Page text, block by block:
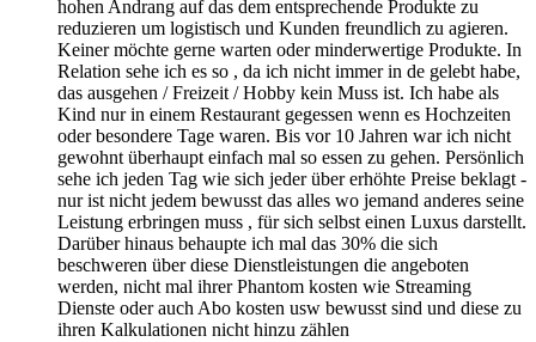
hohen Andrang auf das dem entsprechende Produkte zu
reduzieren um logistisch und Kunden freundlich zu agieren.
Keiner möchte gerne warten oder minderwertige Produkte. In
Relation sehe ich es so , da ich nicht immer in de gelebt habe,
das ausgehen / Freizeit / Hobby kein Muss ist. Ich habe als
Kind nur in einem Restaurant gegessen wenn es Hochzeiten
oder besondere Tage waren. Bis vor 10 Jahren war ich nicht
gewohnt überhaupt einfach mal so essen zu gehen. Persönlich
sehe ich jeden Tag wie sich jeder über erhöhte Preise beklagt -
nur ist nicht jedem bewusst das alles wo jemand anderes seine
Leistung erbringen muss , für sich selbst einen Luxus darstellt.
Darüber hinaus behaupte ich mal das 30% die sich
beschweren über diese Dienstleistungen die angeboten
werden, nicht mal ihrer Phantom kosten wie Streaming
Dienste oder auch Abo kosten usw bewusst sind und diese zu
ihren Kalkulationen nicht hinzu zählen